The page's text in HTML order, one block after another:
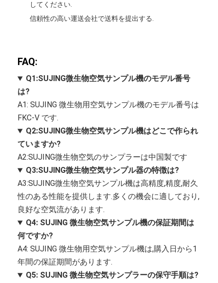
してください.
信頼性の高い運送会社で送料を提出する.
FAQ:
Q1:SUJING微生物空気サンプル機のモデル番号
は?
A1: SUJING 微生物用空気サンプル機のモデル番号は
FKC-V です.
Q2:SUJING微生物空気サンプル機はどこで作られ
ていますか?
A2:SUJING微生物空気のサンプラーは中国製です
Q3:SUJING微生物空気サンプル器の特徴は?
A3:SUJING微生物空気サンプル機は高精度,精度,耐久
性のある性能を提供します.多くの機会に適しており,
良好な空気流があります.
Q4: SUJING 微生物空気サンプル機の保証期間は
何ですか?
A4: SUJING 微生物用空気サンプル機は,購入日から1
年間の保証期間があります.
Q5: SUJING 微生物空気サンプラーの保守手順は?